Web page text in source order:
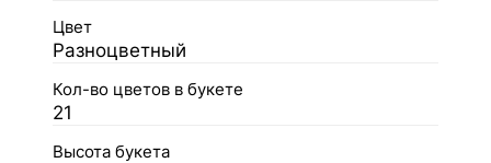
Цвет
Разноцветный
Кол-во цветов в букете
21
Высота букета